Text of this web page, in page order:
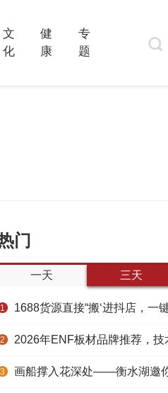
文
化
健
康
专
题
门
一天 三天
1 1688货源直接“搬‘进抖店，一键搬家上
2 2026年ENF板材品牌推荐，技术路
3 画船撑入花深处——衡水湖邀